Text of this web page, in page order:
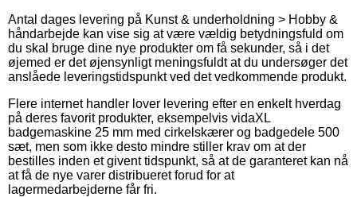
Antal dages levering på Kunst & underholdning > Hobby &
håndarbejde kan vise sig at være vældig betydningsfuld om
du skal bruge dine nye produkter om få sekunder, så i det
øjemed er det øjensynligt meningsfuldt at du undersøger det
anslåede leveringstidspunkt ved det vedkommende produkt.
Flere internet handler lover levering efter en enkelt hverdag
på deres favorit produkter, eksempelvis vidaXL
badgemaskine 25 mm med cirkelskærer og badgedele 500
sæt, men som ikke desto mindre stiller krav om at der
bestilles inden et givent tidspunkt, så at de garanteret kan nå
at få de nye varer distribueret forud for at
lagermedarbejderne får fri.